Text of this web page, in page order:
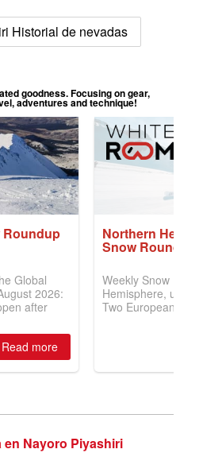
Historial de nevadas
Nayoro Piyashiri